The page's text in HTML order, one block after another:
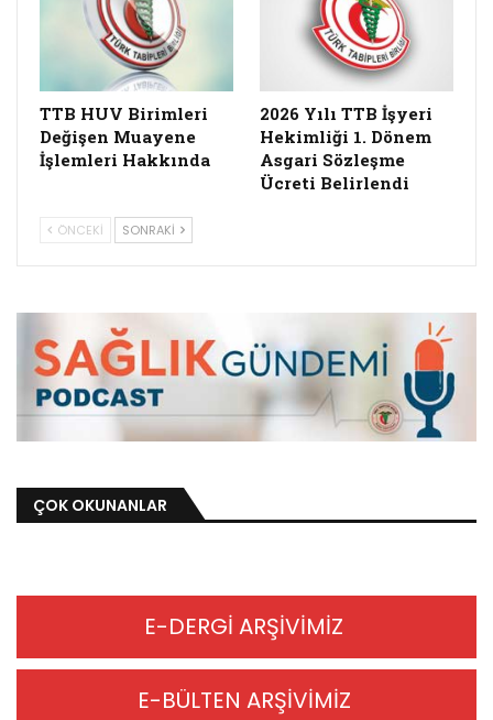
TTB HUV Birimleri
Değişen Muayene
İşlemleri Hakkında
2026 Yılı TTB İşyeri
Hekimliği 1. Dönem
Asgari Sözleşme
Ücreti Belirlendi
ÖNCEKI SONRAKI
ÇOK OKUNANLAR
E-DERGİ ARŞİVİMİZ
E-BÜLTEN ARŞİVİMİZ